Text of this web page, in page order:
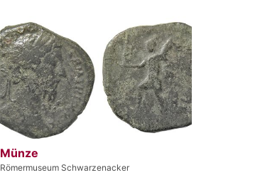
Münze
Römermuseum Schwarzenacker